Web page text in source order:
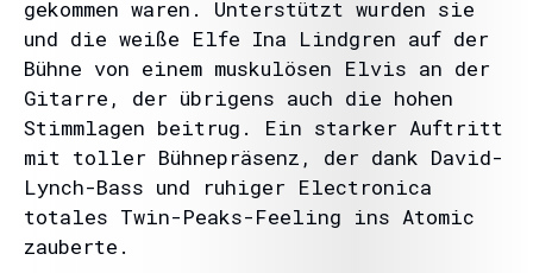
gekommen waren. Unterstützt wurden sie
und die weiße Elfe Ina Lindgren auf der
Bühne von einem muskulösen Elvis an der
Gitarre, der übrigens auch die hohen
Stimmlagen beitrug. Ein starker Auftritt
mit toller Bühnepräsenz, der dank David-
Lynch-Bass und ruhiger Electronica
totales Twin-Peaks-Feeling ins Atomic
zauberte.